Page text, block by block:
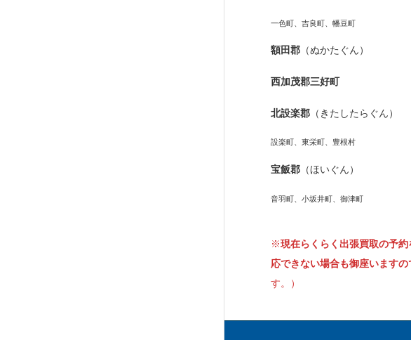
一色町、吉良町、幡豆町
額田郡 （ぬかたぐん）
西加茂郡三好町
北設楽郡 （きたしたらぐん）
設楽町、東栄町、豊根村
宝飯郡 （ほいぐん）
音羽町、小坂井町、御津町
※現在らくらく出張買取の予
応できない場合も御座いますの
す。）